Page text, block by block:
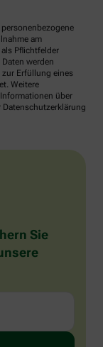
am
Pflichtfelder
werden
Erfüllung eines
Weitere
über
Datenschutzerklärung
Sie